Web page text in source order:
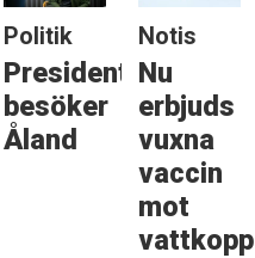
Politik
Presidenten
besöker
Åland
Notis
Nu
erbjuds
vuxna
vaccin
mot